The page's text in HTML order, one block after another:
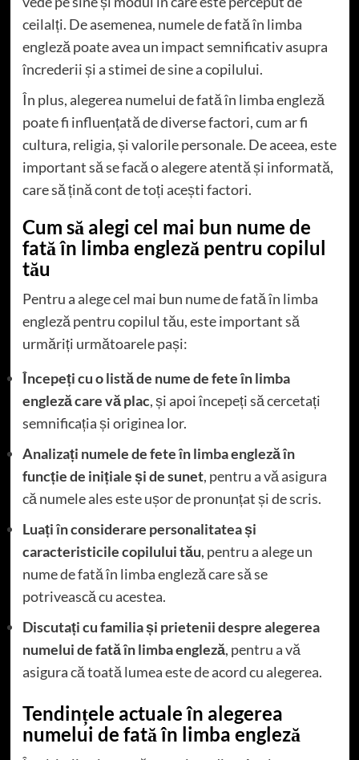
ceilalți. De asemenea, numele de fată în limba
engleză poate avea un impact semnificativ asupra
încrederii și a stimei de sine a copilului.
În plus, alegerea numelui de fată în limba engleză
poate fi influențată de diverse factori, cum ar fi
cultura, religia, și valorile personale. De aceea, este
important să se facă o alegere atentă și informată,
care să țină cont de toți acești factori.
Cum să alegi cel mai bun nume de
fată în limba engleză pentru copilul
tău
Pentru a alege cel mai bun nume de fată în limba
engleză pentru copilul tău, este important să
urmăriți următoarele pași:
Începeți cu o listă de nume de fete în limba
engleză care vă plac, și apoi începeți să cercetați
semnificația și originea lor.
Analizați numele de fete în limba engleză în
funcție de inițiale și de sunet, pentru a vă asigura
că numele ales este ușor de pronunțat și de scris.
Luați în considerare personalitatea și
caracteristicile copilului tău, pentru a alege un
nume de fată în limba engleză care să se
potrivească cu acestea.
Discutați cu familia și prietenii despre alegerea
numelui de fată în limba engleză, pentru a vă
asigura că toată lumea este de acord cu alegerea.
Tendințele actuale în alegerea
numelui de fată în limba engleză